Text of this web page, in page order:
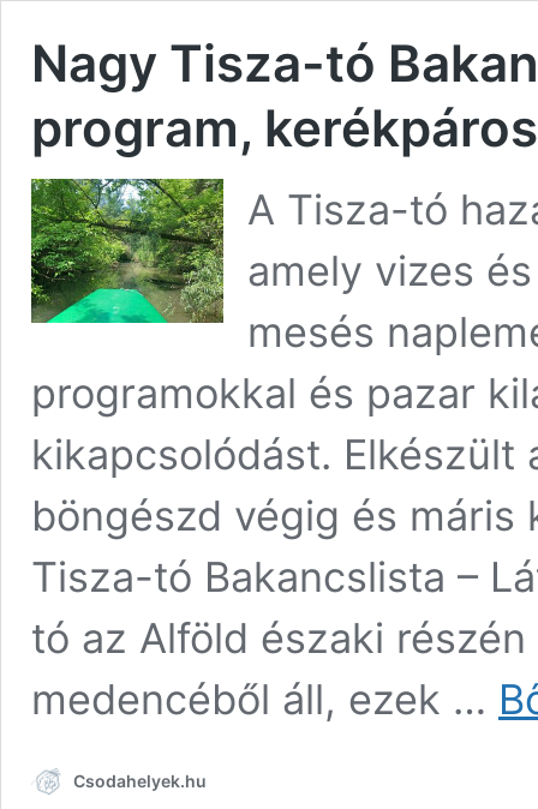
Nagy Tisza-tó
program,
A Tisza-tó
amely vizes
mesés
programokkal és pazar
kikapcsolódást. Elkészült
böngészd végig és máris
Tisza-tó Bakancslista –
tó az Alföld északi
medencéből áll, ezek …
Csodahelyek.hu